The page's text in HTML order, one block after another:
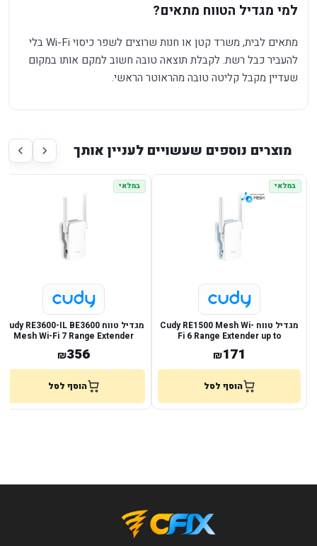
למי מגדיל הטווח מתאים?
מתאים לבית, משרד קטן או חנות שרוצים לשפר כיסוי Wi-Fi בלי
להעביר כבל רשת. לקבלת תוצאה טובה חשוב למקם אותו במקום
שעדיין מקבל קליטה טובה מהראוטר הראשי.
מוצרים נוספים שעשויים לעניין אותך
במלאי
מגדיל טווח Cudy RE1500 Mesh Wi-
Fi 6 Range Extender up to
1500Mbps
₪171
הוסף לסל
במלאי
מגדיל טווח Cudy RE3600-IL BE3600
Mesh Wi-Fi 7 Range Extender
₪356
הוסף לסל